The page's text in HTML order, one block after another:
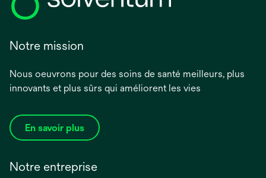
Notre mission
Nous oeuvrons pour des soins de santé meilleurs, plus
innovants et plus sûrs qui améliorent les vies
En savoir plus
Notre entreprise